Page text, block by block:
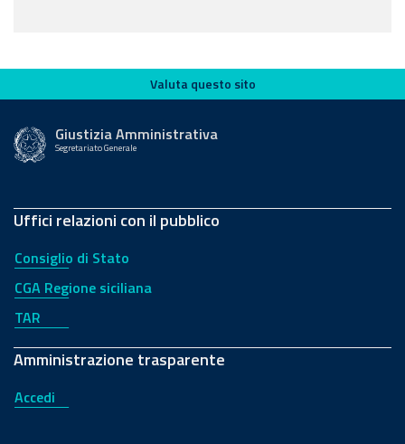
Valuta questo sito
Valuta questo sito
Giustizia Amministrativa
Segretariato Generale
Uffici relazioni con il pubblico
Consiglio di Stato
CGA Regione siciliana
TAR
Amministrazione trasparente
Accedi